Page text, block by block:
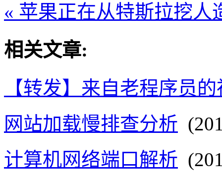
« 苹果正在从特斯拉挖人
相关文章:
【转发】来自老程序员
网站加载慢排查分析
计算机网络端口解析